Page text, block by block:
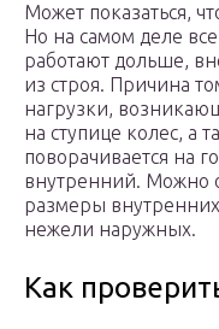
Может показаться,
Но на самом деле
работают дольше,
из строя. Причина
нагрузки,
на ступице колес, а
поворачивается на
внутренний. Можно
размеры
нежели наружных.
Как